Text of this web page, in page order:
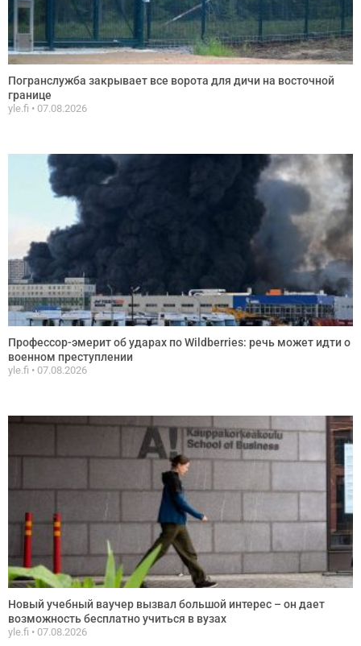
Погранслужба закрывает все ворота для дичи на восточной
границе
yle.fi 07.08.2026
Профессор-эмерит об ударах по Wildberries: речь может идти о
военном преступлении
yle.fi 07.08.2026
Новый учебный ваучер вызвал большой интерес – он дает
возможность бесплатно учиться в вузах
yle.fi 07.08.2026